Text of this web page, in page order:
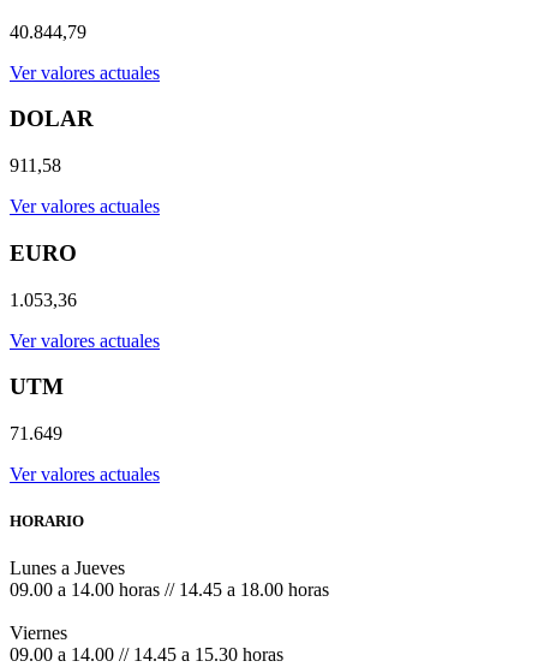
40.844,79
Ver valores actuales
DOLAR
911,58
Ver valores actuales
EURO
1.053,36
Ver valores actuales
UTM
71.649
Ver valores actuales
HORARIO
Lunes a Jueves
09.00 a 14.00 horas // 14.45 a 18.00 horas
Viernes
09.00 a 14.00 // 14.45 a 15.30 horas